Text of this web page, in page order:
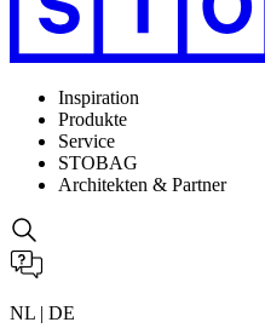
Inspiration
Produkte
Service
STOBAG
Architekten & Partner
NL | DE